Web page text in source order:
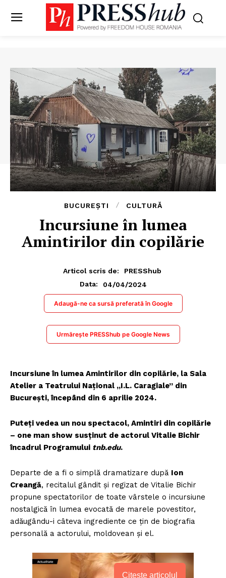
BUCUREȘTI CULTURĂ
Incursiune în lumea
Amintirilor din copilărie
Articol scris de:
PRESShub
Data:
04/04/2024
Adaugă-ne ca sursă preferată în Google
Urmărește PRESShub pe Google News
Incursiune în lumea Amintirilor din copilărie, la Sala
Atelier a Teatrului Național „I.L. Caragiale” din
București, începând din 6 aprilie 2024.
Puteți vedea un nou spectacol, Amintiri din copilărie
– one man show susținut de actorul Vitalie Bichir
încadrul Programului tnb.edu.
Departe de a fi o simplă dramatizare după Ion
Creangă, recitalul gândit şi regizat de Vitalie Bichir
propune spectatorilor de toate vârstele o incursiune
nostalgică în lumea evocată de marele povestitor,
adăugându-i câteva ingrediente ce țin de biografia
personală a actorului, moldovean și el.
Citește articolul